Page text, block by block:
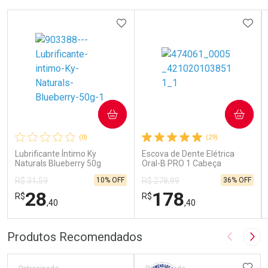
(0)
Lubrificante Íntimo Ky
Naturals Blueberry 50g
R$ 31,59
R$28,40
10% OFF
ADICIONAR AOS FAVORITOS
COMPRAR
FECHAR
FECHAR
Por Menos
(29)
Escova de Dente Elétrica
Oral-B PRO 1 Cabeça
Redonda Recarregável 1
Unidade
R$ 278,99
R$178,40
36% OFF
COMPRAR
Por Menos
Produtos Recomendados Imagem